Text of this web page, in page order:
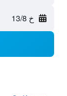
خ 13/8